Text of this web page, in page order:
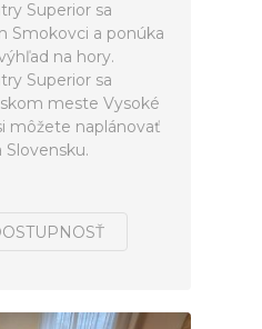
Superior sa
Smokovci a ponúka
na hory.
Superior sa
meste Vysoké
môžete naplánovať